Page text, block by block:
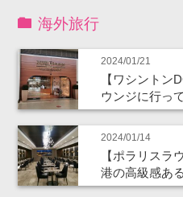
海外旅行
2024/01/21
【ワシントン
ウンジに行っ
2024/01/14
【ポラリスラ
港の高級感あ